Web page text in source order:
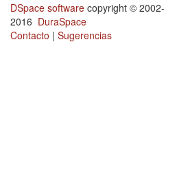
DSpace software copyright © 2002-
2016 DuraSpace
Contacto | Sugerencias